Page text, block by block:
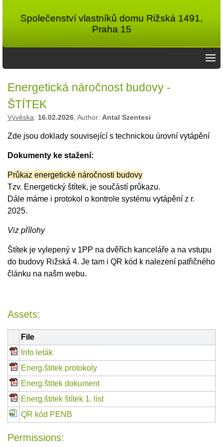
Společenství vlastníků domu Rižská 1491,
Praha 15
Energetická náročnost budovy -
ŠTÍTEK
Vývěska: 16.02.2026, Author: Antal Szentesi
Zde jsou doklady související s technickou úrovní vytápění
Dokumenty ke stažení:
Průkaz energetické náročnosti budovy
Tzv. Energetický štítek, je součástí průkazu.
Dále máme i protokol o kontrole systému vytápění z r.
2025.
Viz přílohy
Štítek je vylepený v 1PP na dvěřích kanceláře a na vstupu
do budovy Rižská 4. Je tam i QR kód k nalezení patřičného
článku na našm webu.
Assets:
File
Info leták
Energ.štitek protokoly
Energ.štitek dokument
Energ.štitek štítek 1. list
QR kód PENB
Permissions: